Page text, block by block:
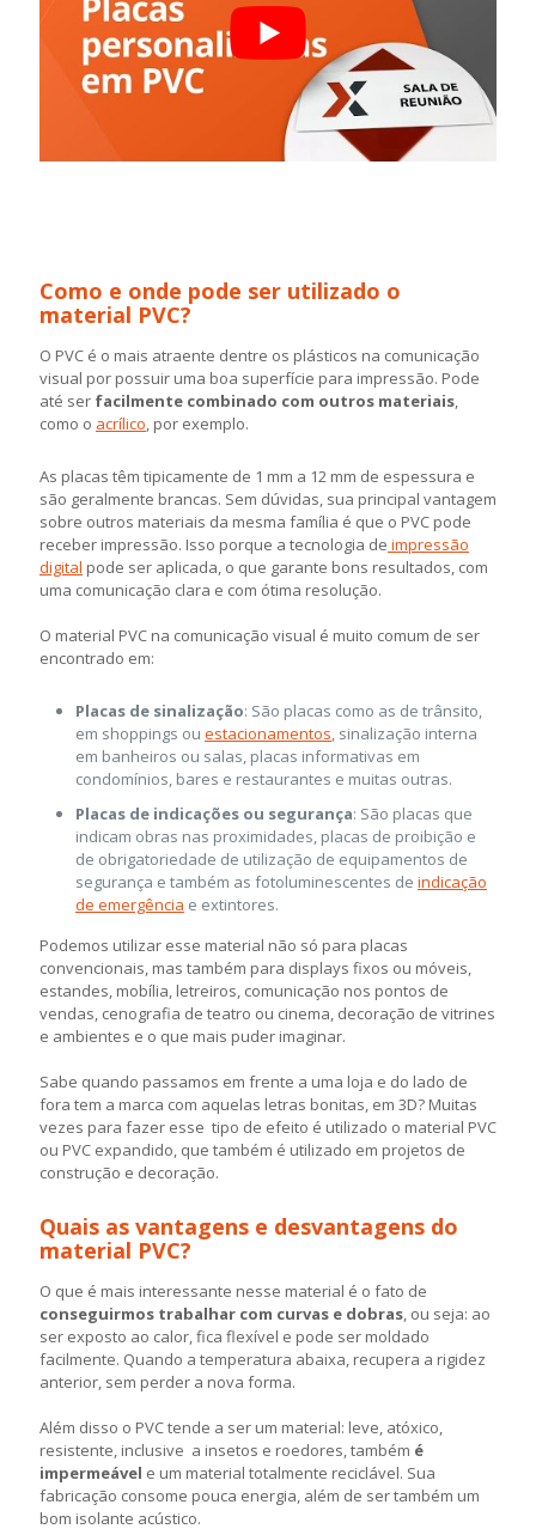
Como e onde pode ser utilizado o
material PVC?
O PVC é o mais atraente dentre os plásticos na comunicação
visual por possuir uma boa superfície para impressão. Pode
até ser facilmente combinado com outros materiais,
como o acrílico, por exemplo.
As placas têm tipicamente de 1 mm a 12 mm de espessura e
são geralmente brancas. Sem dúvidas, sua principal vantagem
sobre outros materiais da mesma família é que o PVC pode
receber impressão. Isso porque a tecnologia de impressão
digital pode ser aplicada, o que garante bons resultados, com
uma comunicação clara e com ótima resolução.
O material PVC na comunicação visual é muito comum de ser
encontrado em:
Placas de sinalização: São placas como as de trânsito,
em shoppings ou estacionamentos, sinalização interna
em banheiros ou salas, placas informativas em
condomínios, bares e restaurantes e muitas outras.
Placas de indicações ou segurança: São placas que
indicam obras nas proximidades, placas de proibição e
de obrigatoriedade de utilização de equipamentos de
segurança e também as fotoluminescentes de indicação
de emergência e extintores.
Podemos utilizar esse material não só para placas
convencionais, mas também para displays fixos ou móveis,
estandes, mobília, letreiros, comunicação nos pontos de
vendas, cenografia de teatro ou cinema, decoração de vitrines
e ambientes e o que mais puder imaginar.
Sabe quando passamos em frente a uma loja e do lado de
fora tem a marca com aquelas letras bonitas, em 3D? Muitas
vezes para fazer esse tipo de efeito é utilizado o material PVC
ou PVC expandido, que também é utilizado em projetos de
construção e decoração.
Quais as vantagens e desvantagens do
material PVC?
O que é mais interessante nesse material é o fato de
conseguirmos trabalhar com curvas e dobras, ou seja: ao
ser exposto ao calor, fica flexível e pode ser moldado
facilmente. Quando a temperatura abaixa, recupera a rigidez
anterior, sem perder a nova forma.
Além disso o PVC tende a ser um material: leve, atóxico,
resistente, inclusive a insetos e roedores, também é
impermeável e um material totalmente reciclável. Sua
fabricação consome pouca energia, além de ser também um
bom isolante acústico.